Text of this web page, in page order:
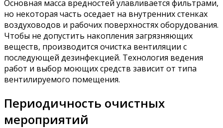
Основная масса вредностей улавливается фильтрами,
но некоторая часть оседает на внутренних стенках
воздуховодов и рабочих поверхностях оборудования.
Чтобы не допустить накопления загрязняющих
веществ, производится очистка вентиляции с
последующей дезинфекцией. Технология ведения
работ и выбор моющих средств зависит от типа
вентилируемого помещения.
Периодичность очистных
мероприятий